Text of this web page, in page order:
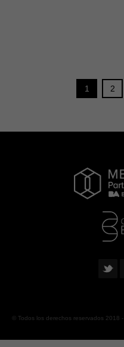
1 2
© Todos los derechos reservados 2018 -